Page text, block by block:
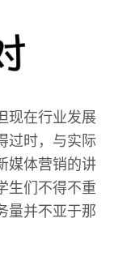
现在行业发展
过时，与实际
媒体营销的讲
生们不得不重
量并不亚于那